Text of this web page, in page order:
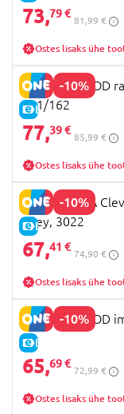
73,79 €
81,99 €
Ostes lisaks ühe
-10%
E-HIND
MOTHERHOOD
001/162
77,39 €
85,99 €
Ostes lisaks ühe
-10%
E-HIND
CLEVAMAMA
Grey, 3022
67,41 €
74,90 €
Ostes lisaks ühe
-10%
E-HIND
MOTHERHOOD
65,69 €
72,99 €
Ostes lisaks ühe